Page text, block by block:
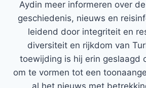
Aydin meer informeren over
geschiedenis, nieuws en
leidend door integriteit en
diversiteit en rijkdom van
toewijding is hij erin geslaagd
om te vormen tot een